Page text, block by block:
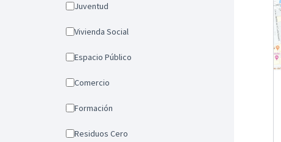
Juventud
Vivienda Social
Espacio Público
Comercio
Formación
Residuos Cero